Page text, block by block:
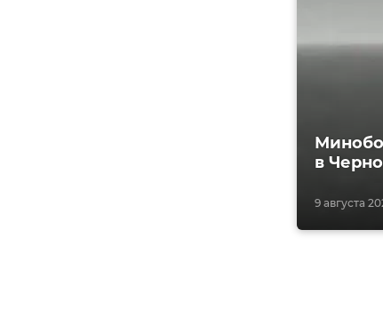
9 августа
в